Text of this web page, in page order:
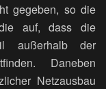
gegeben, so die
auf, dass die
außerhalb der
Daneben
Netzausbau